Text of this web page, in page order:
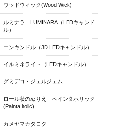
ウッドウィック(Wood Wick)
ルミナラ LUMINARA（LEDキャンド
ル）
エンキンドル（3D LEDキャンドル）
イルミネライト（LEDキャンドル）
グミデコ・ジェルジェム
ロール状のぬりえ ペインタホリック
(Painta holic)
カメヤマカタログ